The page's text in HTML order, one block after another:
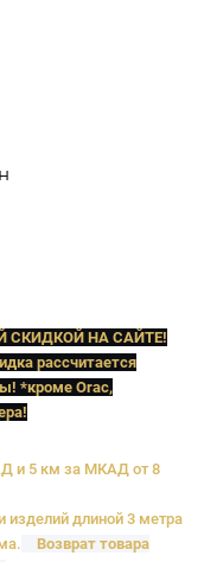
СКИДКОЙ НА САЙТЕ!
рассчитается
*кроме Orac,
и 5 км за МКАД от 8
изделий длиной 3 метра
Возврат товара